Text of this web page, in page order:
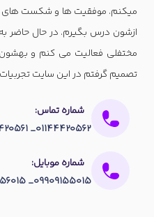
میکنم. موفقیت ها و شکست های
ازشون درس بگیرم. در حال حاضر
مختفلی فعالیت می کنم و
تصمیم گرفتم در این سایت تجربیات
شماره تماس:
01144420562_ 01144420561
شماره موبایل:
09909155015_ 09909156015